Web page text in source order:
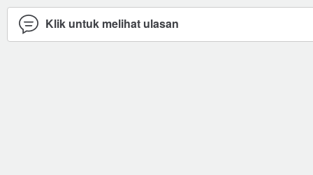
Klik untuk melihat ulasan